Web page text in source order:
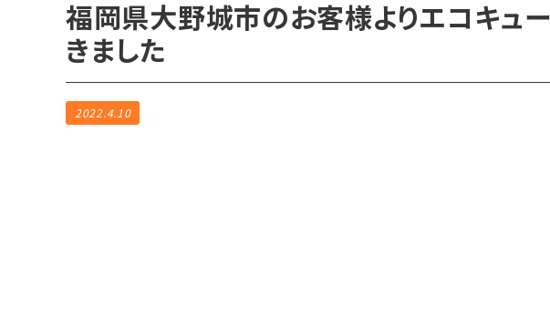
福岡県大野城市のお客様よりエコキュ
きました
2022.4.10